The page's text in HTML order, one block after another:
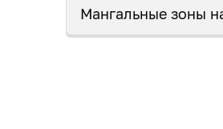
Мангальные зоны